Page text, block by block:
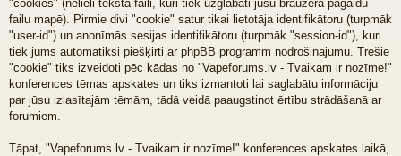
"cookies" (nelieli teksta faili, kuri tiek uzglabāti jūsu brauzera pagaidu
failu mapē). Pirmie divi "cookie" satur tikai lietotāja identifikātoru (turpmāk
"user-id") un anonīmās sesijas identifikātoru (turpmāk "session-id"), kuri
tiek jums automātiksi piešķirti ar phpBB programm nodrošinājumu. Trešie
"cookie" tiks izveidoti pēc kādas no "Vapeforums.lv - Tvaikam ir nozīme!"
konferences tēmas apskates un tiks izmantoti lai saglabātu informāciju
par jūsu izlasītajām tēmām, tādā veidā paaugstinot ērtību strādāšanā ar
forumiem.
Tāpat, "Vapeforums.lv - Tvaikam ir nozīme!" konferences apskates laikā,